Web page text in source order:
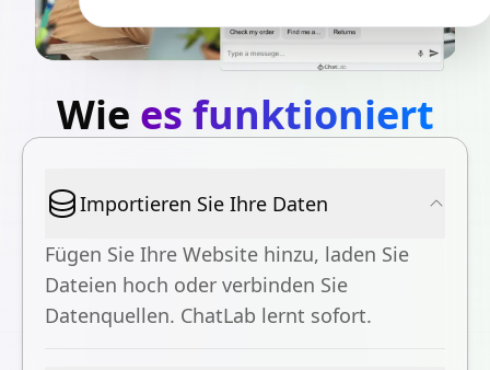
Wie es funktioniert
Importieren Sie Ihre Daten
Fügen Sie Ihre Website hinzu, laden Sie
Dateien hoch oder verbinden Sie
Datenquellen. ChatLab lernt sofort.